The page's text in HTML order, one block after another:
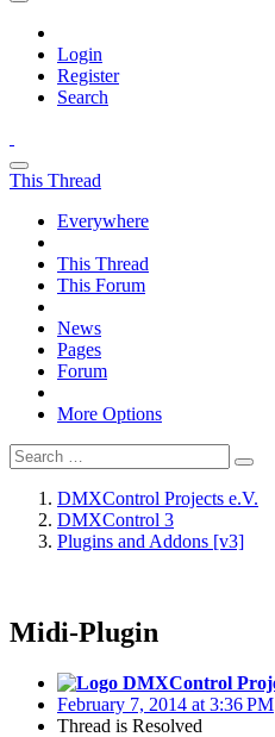
Login
Register
Search
This Thread
Everywhere
This Thread
This Forum
News
Pages
Forum
More Options
DMXControl Projects e.V.
DMXControl 3
Plugins and Addons [v3]
Midi-Plugin
February 7, 2014 at 3:36 PM
Thread is Resolved